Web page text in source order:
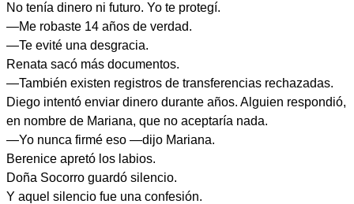
No tenía dinero ni futuro. Yo te protegí.
—Me robaste 14 años de verdad.
—Te evité una desgracia.
Renata sacó más documentos.
—También existen registros de transferencias rechazadas.
Diego intentó enviar dinero durante años. Alguien respondió,
en nombre de Mariana, que no aceptaría nada.
—Yo nunca firmé eso —dijo Mariana.
Berenice apretó los labios.
Doña Socorro guardó silencio.
Y aquel silencio fue una confesión.